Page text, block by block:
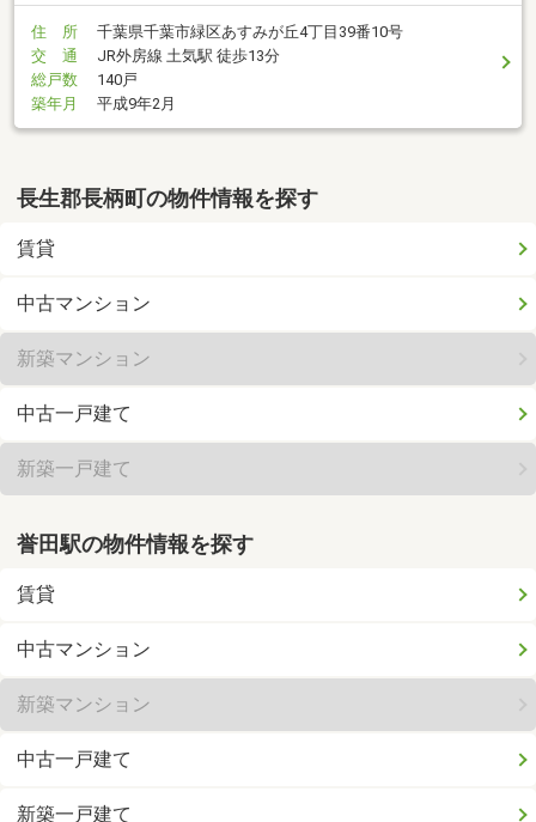
住 所
千葉県千葉市緑区あすみが丘4丁目39番10号
交 通
JR外房線 土気駅 徒歩13分
総戸数
140戸
築年月
平成9年2月
長生郡長柄町の物件情報を探す
賃貸
中古マンション
新築マンション
中古一戸建て
新築一戸建て
誉田駅の物件情報を探す
賃貸
中古マンション
新築マンション
中古一戸建て
新築一戸建て